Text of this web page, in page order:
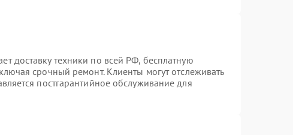
доставку техники по всей РФ, бесплатную
срочный ремонт. Клиенты могут отслеживать
постгарантийное обслуживание для